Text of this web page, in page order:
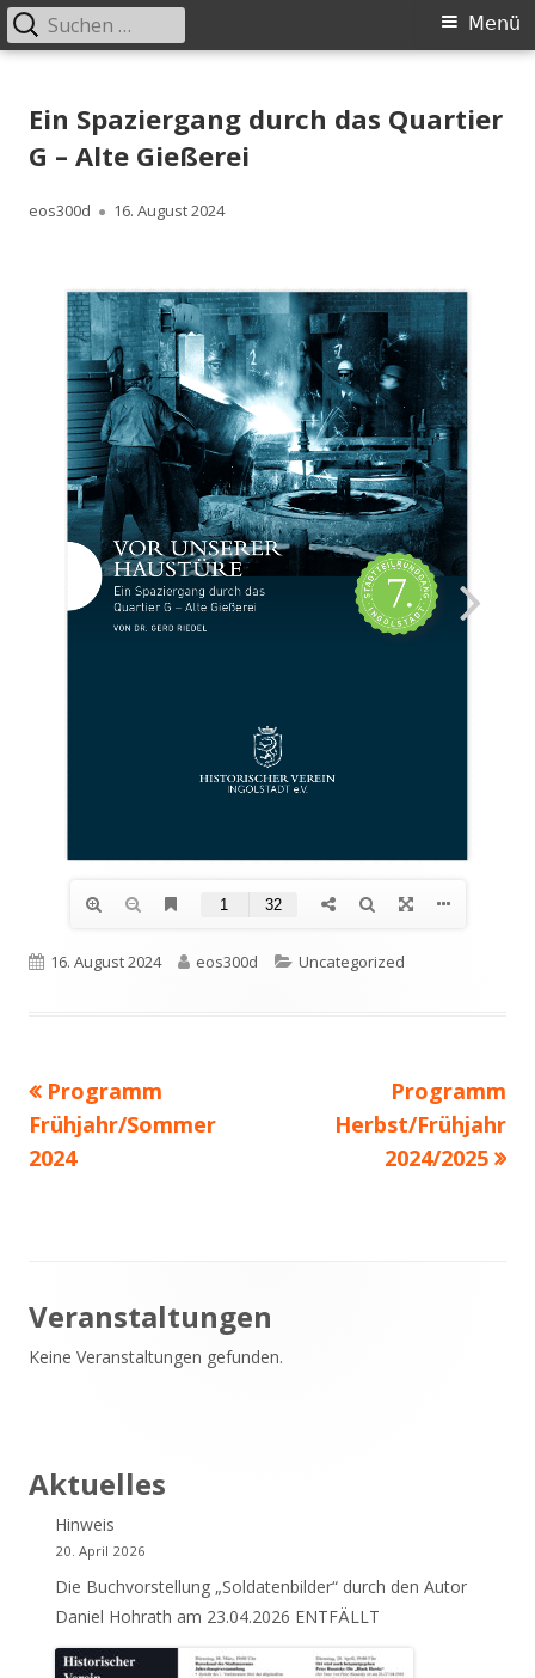
zum
Primäres
Menü
Suchen
nach:
Ein Spaziergang durch das Quartier
G – Alte Gießerei
Autor
eos300d
Veröffentlicht
16. August 2024
Veröffentlicht
16. August 2024 Autor
eos300d Kategorien
Uncategorized
Beitragsnavigation
Vorheriger
Beitrag:
Programm
Frühjahr/Sommer
2024
Nächster
Beitrag
Programm
Herbst/Frühjahr
2024/2025
Haupt-
Seitenleiste
Veranstaltungen
Keine Veranstaltungen gefunden.
Aktuelles
Hinweis
20. April 2026
Die Buchvorstellung „Soldatenbilder“ durch den Autor
Daniel Hohrath am 23.04.2026 ENTFÄLLT